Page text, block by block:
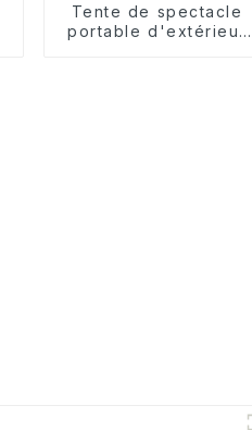
Tente de spectacle
portable d'extérieur